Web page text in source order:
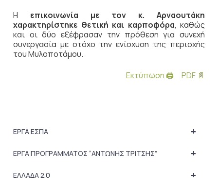
Η επικοινωνία με τον κ. Αρναουτάκη
χαρακτηρίστηκε θετική και καρποφόρα, καθώς
και οι δύο εξέφρασαν την πρόθεση για συνεχή
συνεργασία με στόχο την ενίσχυση της περιοχής
του Μυλοποτάμου.
Εκτύπωση 🖨
PDF 📄
+
ΕΡΓΑ ΕΣΠΑ
+
ΕΡΓΑ ΠΡΟΓΡΑΜΜΑΤΟΣ “ΑΝΤΩΝΗΣ ΤΡΙΤΣΗΣ”
+
ΕΛΛΑΔΑ 2.0